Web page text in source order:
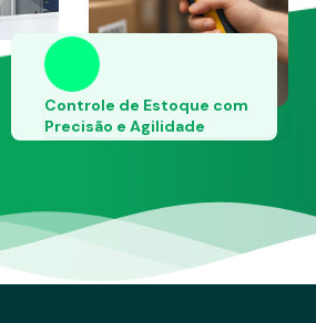
Controle de Estoque com
Precisão e Agilidade